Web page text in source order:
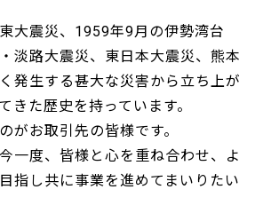
大震災、1959年9月の伊勢湾台
淡路大震災、東日本大震災、熊本
発生する甚大な災害から立ち上が
きた歴史を持っています。
がお取引先の皆様です。
一度、皆様と心を重ね合わせ、よ
指し共に事業を進めてまいりたい